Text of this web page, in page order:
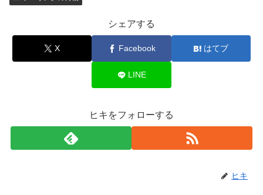
シェアする
X Facebook はてブ
LINE
ヒキをフォローする
ヒキ